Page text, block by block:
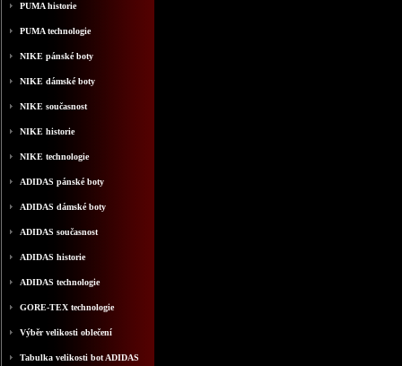
PUMA historie
PUMA technologie
NIKE pánské boty
NIKE dámské boty
NIKE současnost
NIKE historie
NIKE technologie
ADIDAS pánské boty
ADIDAS dámské boty
ADIDAS současnost
ADIDAS historie
ADIDAS technologie
GORE-TEX technologie
Výběr velikosti oblečení
Tabulka velikosti bot ADIDAS